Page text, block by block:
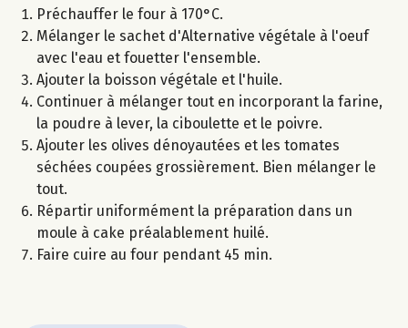
Préchauffer le four à 170°C.
Mélanger le sachet d'Alternative végétale à l'oeuf
avec l'eau et fouetter l'ensemble.
Ajouter la boisson végétale et l'huile.
Continuer à mélanger tout en incorporant la farine,
la poudre à lever, la ciboulette et le poivre.
Ajouter les olives dénoyautées et les tomates
séchées coupées grossièrement. Bien mélanger le
tout.
Répartir uniformément la préparation dans un
moule à cake préalablement huilé.
Faire cuire au four pendant 45 min.